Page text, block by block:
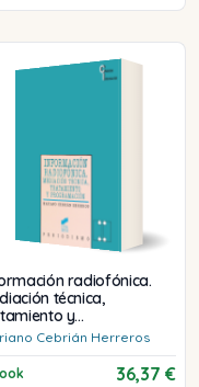
radiofónica.
técnica,
y
Cebrián Herreros
36,37 €